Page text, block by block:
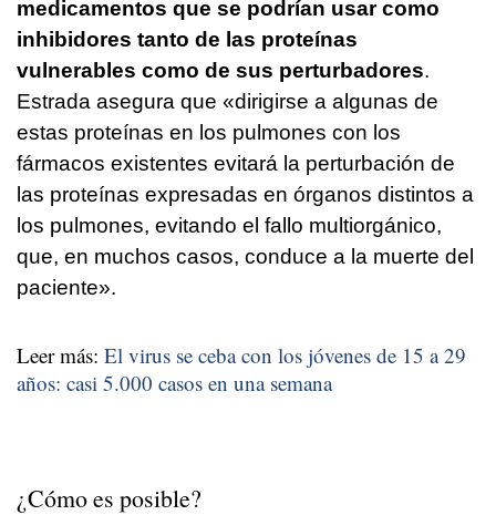
medicamentos que se podrían usar como
inhibidores tanto de las proteínas
vulnerables como de sus perturbadores.
Estrada asegura que «dirigirse a algunas de
estas proteínas en los pulmones con los
fármacos existentes evitará la perturbación de
las proteínas expresadas en órganos distintos a
los pulmones, evitando el fallo multiorgánico,
que, en muchos casos, conduce a la muerte del
paciente».
Leer más: El virus se ceba con los jóvenes de 15 a 29
años: casi 5.000 casos en una semana
¿Cómo es posible?